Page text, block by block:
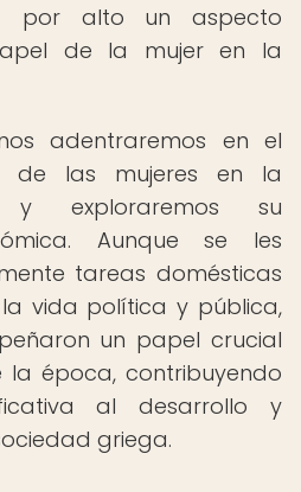
por alto un aspecto
de la mujer en la
adentraremos en el
de las mujeres en la
y exploraremos su
Aunque se les
tareas domésticas
vida política y pública,
un papel crucial
época, contribuyendo
al desarrollo y
griega.